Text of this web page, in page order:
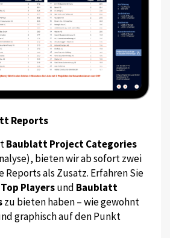
Reports
Baublatt Project Categories
bieten wir ab sofort zwei
als Zusatz. Erfahren Sie
Playersund Baublatt
zu bieten haben – wie gewohnt
graphisch auf den Punkt